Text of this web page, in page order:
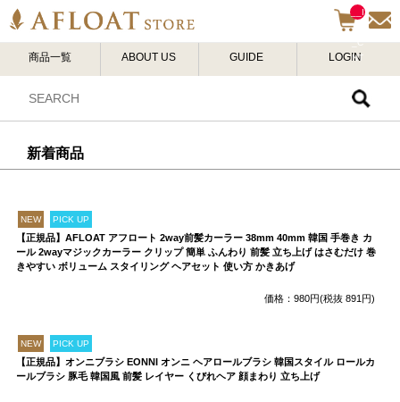
__I
TM
_C
NT
商品一覧 ABOUT US GUIDE LOGIN
新着商品
NEW PICK UP
【正規品】AFLOAT アフロート 2way前髪カーラー 38mm 40mm 韓国 手巻き カ
ール 2wayマジックカーラー クリップ 簡単 ふんわり 前髪 立ち上げ はさむだけ 巻
きやすい ボリューム スタイリング ヘアセット 使い方 かきあげ
価格：980円(税抜 891円)
NEW PICK UP
【正規品】オンニブラシ EONNI オンニ ヘアロールブラシ 韓国スタイル ロールカ
ールブラシ 豚毛 韓国風 前髪 レイヤー くびれヘア 顔まわり 立ち上げ